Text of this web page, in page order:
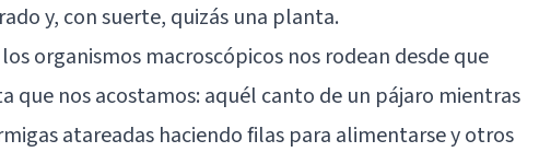
y, con suerte, quizás una planta.
organismos macroscópicos nos rodean desde que
que nos acostamos: aquél canto de un pájaro mientras
atareadas haciendo filas para alimentarse y otros